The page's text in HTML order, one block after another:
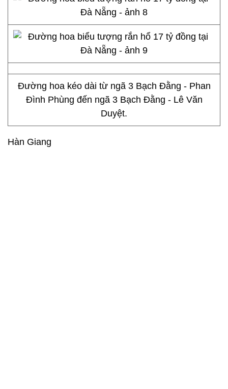
Đường hoa kéo dài từ ngã 3 Bạch Đằng - Phan
Đình Phùng đến ngã 3 Bạch Đằng - Lê Văn
Duyệt.
Hàn Giang